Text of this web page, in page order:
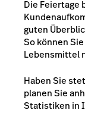
Die Feiertage
guten
So können
Lebensmittel
Haben Sie
planen Sie
Statistiken in